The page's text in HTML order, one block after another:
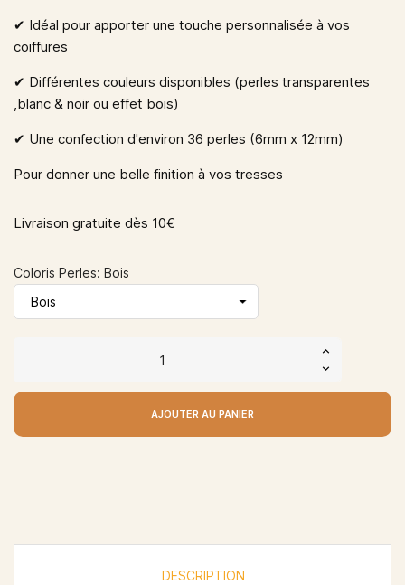
✔︎ Idéal pour apporter une touche personnalisée à vos
coiffures
✔︎ Différentes couleurs disponibles (perles transparentes
,blanc & noir ou effet bois)
✔︎ Une confection d'environ 36 perles (6mm x 12mm)
Pour donner une belle finition à vos tresses
Livraison gratuite dès 10€
Coloris Perles: Bois
AJOUTER AU PANIER
DESCRIPTION